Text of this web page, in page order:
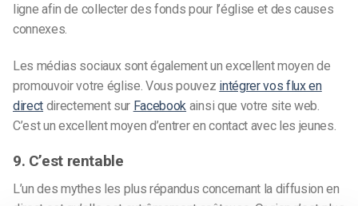
ligne afin de collecter des fonds pour l’église et des causes
connexes.
Les médias sociaux sont également un excellent moyen de
promouvoir votre église. Vous pouvez intégrer vos flux en
direct directement sur Facebook ainsi que votre site web
C’est un excellent moyen d’entrer en contact avec les jeunes.
9. C’est rentable
L’un des mythes les plus répandus concernant la diffusion en